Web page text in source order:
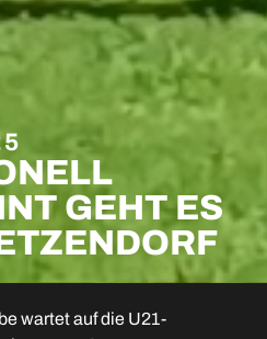
GEHT ES
wartet auf die U21-